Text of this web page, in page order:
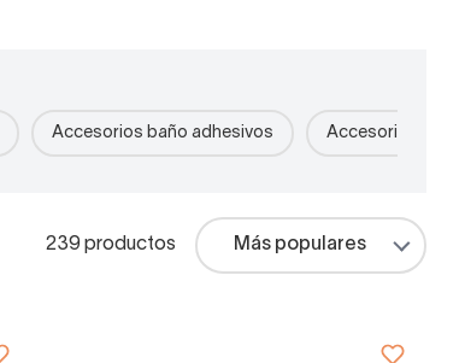
Accesorios baño adhesivos Accesorios color
239 productos